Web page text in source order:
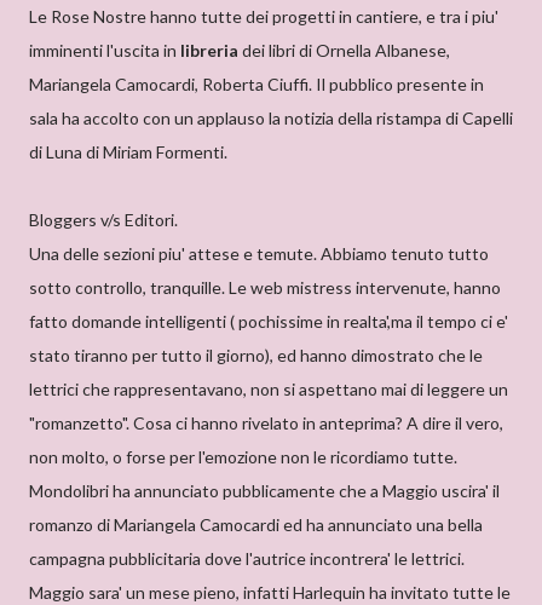
Le Rose Nostre hanno tutte dei progetti in cantiere, e tra i piu'
imminenti l'uscita in libreria dei libri di Ornella Albanese,
Mariangela Camocardi, Roberta Ciuffi. Il pubblico presente in
sala ha accolto con un applauso la notizia della ristampa di Capelli
di Luna di Miriam Formenti.
Bloggers v/s Editori.
Una delle sezioni piu' attese e temute. Abbiamo tenuto tutto
sotto controllo, tranquille. Le web mistress intervenute, hanno
fatto domande intelligenti ( pochissime in realta',ma il tempo ci e'
stato tiranno per tutto il giorno), ed hanno dimostrato che le
lettrici che rappresentavano, non si aspettano mai di leggere un
"romanzetto". Cosa ci hanno rivelato in anteprima? A dire il vero,
non molto, o forse per l'emozione non le ricordiamo tutte.
Mondolibri ha annunciato pubblicamente che a Maggio uscira' il
romanzo di Mariangela Camocardi ed ha annunciato una bella
campagna pubblicitaria dove l'autrice incontrera' le lettrici.
Maggio sara' un mese pieno, infatti Harlequin ha invitato tutte le